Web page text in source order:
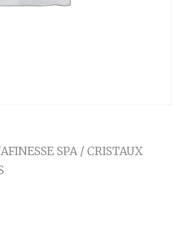
SPA/ CRISTAUX